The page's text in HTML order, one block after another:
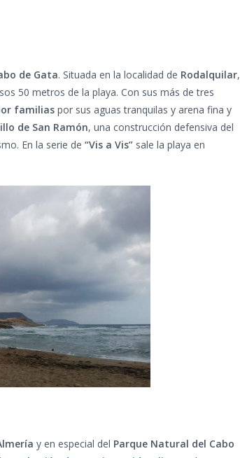
de Gata. Situada en la localidad de Rodalquilar,
50 metros de la playa. Con sus más de tres
familias por sus aguas tranquilas y arena fina y
de San Ramón, una construcción defensiva del
En la serie de “Vis a Vis” sale la playa en
y en especial del Parque Natural del Cabo